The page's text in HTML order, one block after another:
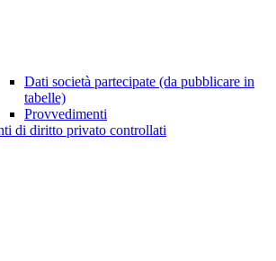
Dati società partecipate (da pubblicare in
tabelle)
Provvedimenti
di diritto privato controllati